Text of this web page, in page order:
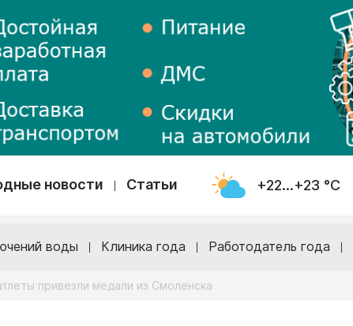
новости Статьи +22...+23 °С
воды Клиника года Работодатель года
привезли медали из Смоленска